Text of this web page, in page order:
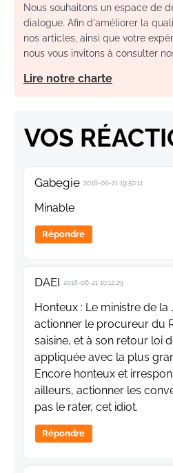
Nous souhaitons un espace de
dialogue. Afin d'améliorer la
nos articles, ainsi que votre
nous vous invitons à consulter
Lire notre charte
VOS
Gabegie 2018-06-21 19:50:11
Minable
Répondre
DAEI 2018-06-21 10:12:29
Honteux : Le ministre de la
actionner le procureur du
saisine, et à son retour loi
appliquée avec la plus
Encore honteux et
ailleurs, actionner les
pas le rater, cet idiot.
Répondre